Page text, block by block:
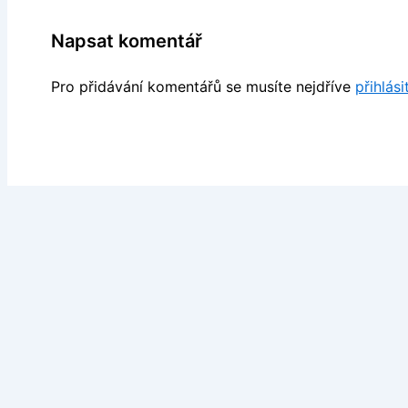
Napsat komentář
Pro přidávání komentářů se musíte nejdříve